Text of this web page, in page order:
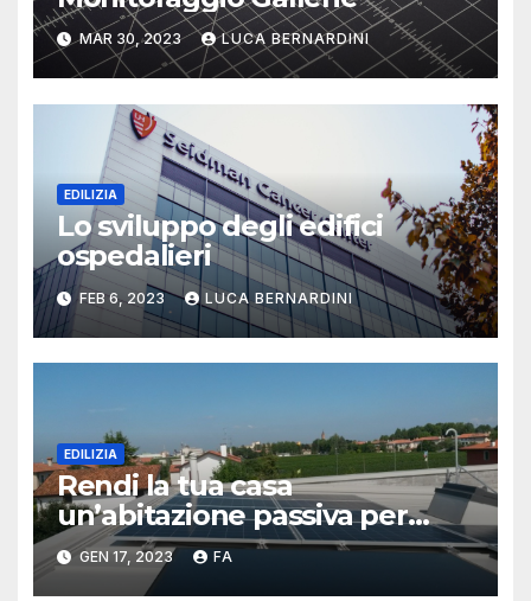
MAR 30, 2023 LUCA BERNARDINI
EDILIZIA
Lo sviluppo degli edifici
ospedalieri
FEB 6, 2023 LUCA BERNARDINI
EDILIZIA
Rendi la tua casa
un’abitazione passiva per
risparmiare salvaguardando
l’ambiente
GEN 17, 2023 FA